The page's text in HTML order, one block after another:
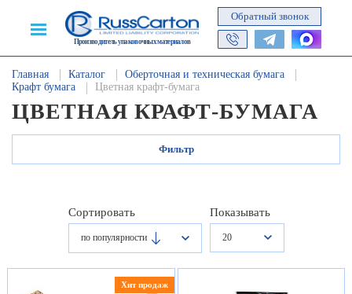
Производитель упаковочных материалов
Обратный звонок
Главная Каталог
Оберточная и техническая бумага
Крафт бумага
Цветная крафт-бумага
ЦВЕТНАЯ КРАФТ-БУМАГА
Фильтр
Сортировать
по популярности
Показывать
20
Хит продаж